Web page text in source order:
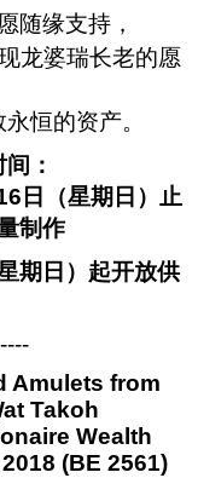
随缘支持，
龙婆瑞长老的愿
恒的资产。
：
日（星期日）止
制作
期日）起开放供
Amulets from
Takoh
Wealth
(BE 2561)